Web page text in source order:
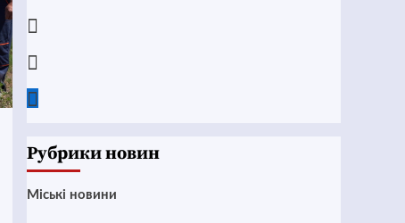
Рубрики новин
Mіські новини